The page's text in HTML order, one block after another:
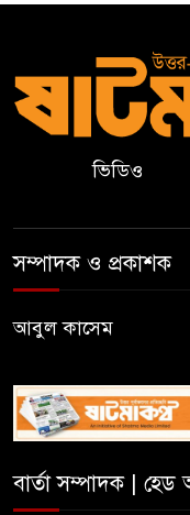
ভিডিও
সম্পাদক ও প্রকাশক
আবুল কাসেম
বার্তা সম্পাদক | হেড